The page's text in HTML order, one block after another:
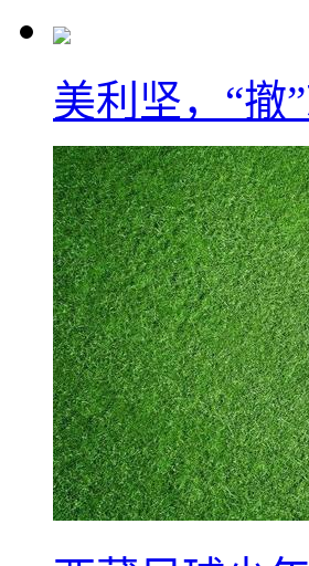
美利坚，“撤